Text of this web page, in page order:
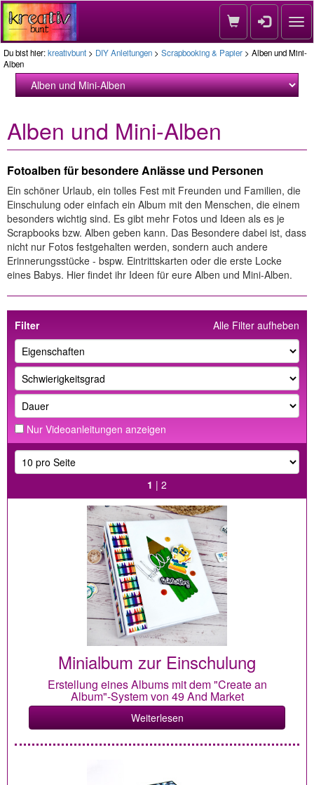
Du bist hier:kreativbunt > DIY Anleitungen > Scrapbooking & Papier > Alben und Mini-
Alben
Alben und Mini-Alben
Fotoalben für besondere Anlässe und Personen
Ein schöner Urlaub, ein tolles Fest mit Freunden und Familien, die
Einschulung oder einfach ein Album mit den Menschen, die einem
besonders wichtig sind. Es gibt mehr Fotos und Ideen als es je
Scrapbooks bzw. Alben geben kann. Das Besondere dabei ist, dass
nicht nur Fotos festgehalten werden, sondern auch andere
Erinnerungsstücke - bspw. Eintrittskarten oder die erste Locke
eines Babys. Hier findet ihr Ideen für eure Alben und Mini-Alben.
Alle Filter aufheben
Filter
Nur Videoanleitungen anzeigen
1 | 2
Minialbum zur Einschulung
Erstellung eines Albums mit dem "Create an
Album"-System von 49 And Market
Weiterlesen